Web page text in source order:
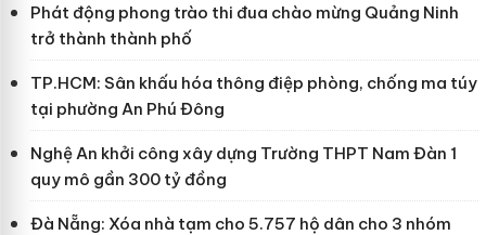
Phát động phong trào thi đua chào mừng Quảng Ninh
trở thành thành phố
TP.HCM: Sân khấu hóa thông điệp phòng, chống ma túy
tại phường An Phú Đông
Nghệ An khởi công xây dựng Trường THPT Nam Đàn 1
quy mô gần 300 tỷ đồng
Đà Nẵng: Xóa nhà tạm cho 5.757 hộ dân cho 3 nhóm